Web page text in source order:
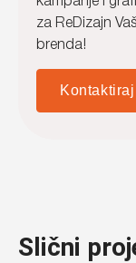
za ReDizajn
brenda!
Slični